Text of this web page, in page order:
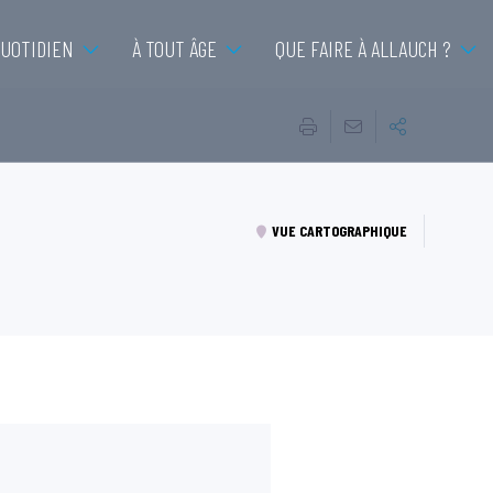
À TOUT ÂGE QUE FAIRE À ALLAUCH ?
VUE CARTOGRAPHIQUE